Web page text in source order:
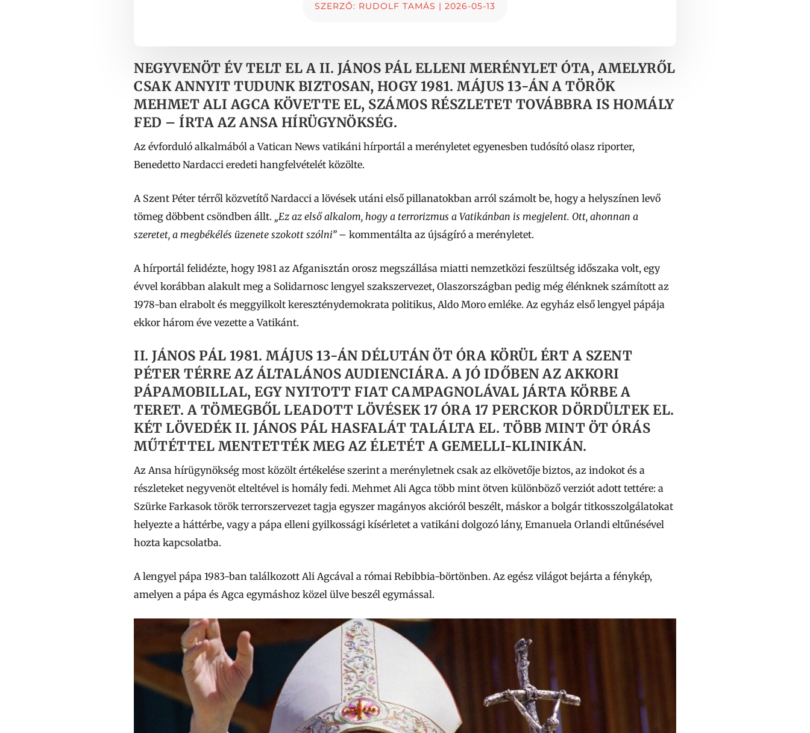
SZERZŐ: RUDOLF TAMÁS | 2026-05-13
NEGYVENÖT ÉV TELT EL A II. JÁNOS PÁL ELLENI MERÉNYLET ÓTA, AMELYRŐL
CSAK ANNYIT TUDUNK BIZTOSAN, HOGY 1981. MÁJUS 13-ÁN A TÖRÖK
MEHMET ALI AGCA KÖVETTE EL, SZÁMOS RÉSZLETET TOVÁBBRA IS HOMÁLY
FED – ÍRTA AZ ANSA HÍRÜGYNÖKSÉG.
Az évforduló alkalmából a Vatican News vatikáni hírportál a merényletet egyenesben tudósító olasz riporter,
Benedetto Nardacci eredeti hangfelvételét közölte.
A Szent Péter térről közvetítő Nardacci a lövések utáni első pillanatokban arról számolt be, hogy a helyszínen levő
tömeg döbbent csöndben állt. „Ez az első alkalom, hogy a terrorizmus a Vatikánban is megjelent. Ott, ahonnan a
szeretet, a megbékélés üzenete szokott szólni”– kommentálta az újságíró a merényletet.
A hírportál felidézte, hogy 1981 az Afganisztán orosz megszállása miatti nemzetközi feszültség időszaka volt, egy
évvel korábban alakult meg a Solidarnosc lengyel szakszervezet, Olaszországban pedig még élénknek számított az
1978-ban elrabolt és meggyilkolt kereszténydemokrata politikus, Aldo Moro emléke. Az egyház első lengyel pápája
ekkor három éve vezette a Vatikánt.
II. JÁNOS PÁL 1981. MÁJUS 13-ÁN DÉLUTÁN ÖT ÓRA KÖRÜL ÉRT A SZENT
PÉTER TÉRRE AZ ÁLTALÁNOS AUDIENCIÁRA. A JÓ IDŐBEN AZ AKKORI
PÁPAMOBILLAL, EGY NYITOTT FIAT CAMPAGNOLÁVAL JÁRTA KÖRBE A
TERET. A TÖMEGBŐL LEADOTT LÖVÉSEK 17 ÓRA 17 PERCKOR DÖRDÜLTEK EL.
KÉT LÖVEDÉK II. JÁNOS PÁL HASFALÁT TALÁLTA EL. TÖBB MINT ÖT ÓRÁS
MŰTÉTTEL MENTETTÉK MEG AZ ÉLETÉT A GEMELLI-KLINIKÁN.
Az Ansa hírügynökség most közölt értékelése szerint a merényletnek csak az elkövetője biztos, az indokot és a
részleteket negyvenöt elteltével is homály fedi. Mehmet Ali Agca több mint ötven különböző verziót adott tettére: a
Szürke Farkasok török terrorszervezet tagja egyszer magányos akcióról beszélt, máskor a bolgár titkosszolgálatokat
helyezte a háttérbe, vagy a pápa elleni gyilkossági kísérletet a vatikáni dolgozó lány, Emanuela Orlandi eltűnésével
hozta kapcsolatba.
A lengyel pápa 1983-ban találkozott Ali Agcával a római Rebibbia-börtönben. Az egész világot bejárta a fénykép,
amelyen a pápa és Agca egymáshoz közel ülve beszél egymással.